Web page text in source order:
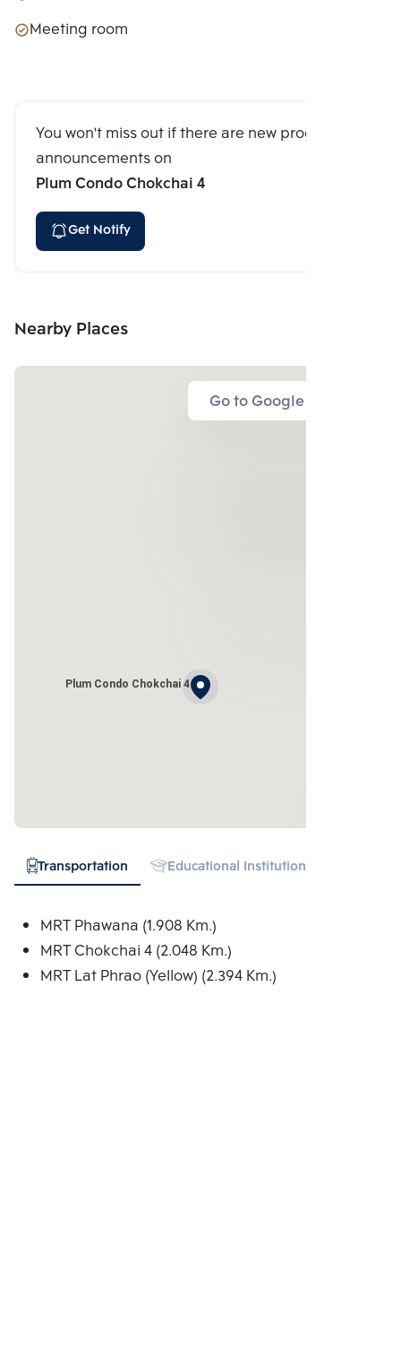
Meeting room
You won't miss out if there are new program
announcements on
Plum Condo Chokchai 4
Get Notify
Nearby Places
Go to Google Map
Plum Condo Chokchai 4
Transportation Educational Institution
MRT Phawana (1.908 Km.)
MRT Chokchai 4 (2.048 Km.)
MRT Lat Phrao (Yellow) (2.394 Km.)